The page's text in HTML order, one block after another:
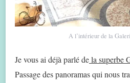
A l’intérieur de la
Je vous ai déjà parlé dela superbe
Passage des panoramas qui nous